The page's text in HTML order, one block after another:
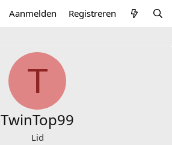
Aanmelden Registreren
T
TwinTop99
Lid